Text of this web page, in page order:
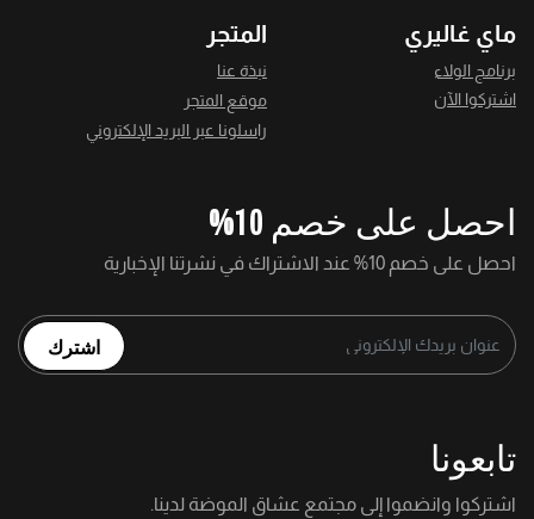
ماي غاليري
برنامج الولاء
اشتركوا الآن
المتجر
نبذة عنا
موقع المتجر
راسلونا عبر البريد الإلكتروني
احصل على خصم 10%
احصل على خصم 10% عند الاشتراك في نشرتنا الإخبارية
اشترك
تابعونا
اشتركوا وانضموا إلى مجتمع عشاق الموضة لدينا.